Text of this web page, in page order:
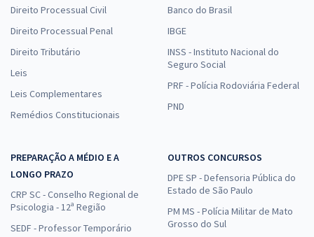
Direito Processual Civil
Direito Processual Penal
Direito Tributário
Leis
Leis Complementares
Remédios Constitucionais
Banco do Brasil
IBGE
INSS - Instituto Nacional do
Seguro Social
PRF - Polícia Rodoviária Federal
PND
PREPARAÇÃO A MÉDIO E A
LONGO PRAZO
CRP SC - Conselho Regional de
Psicologia - 12ª Região
SEDF - Professor Temporário
OUTROS CONCURSOS
DPE SP - Defensoria Pública do
Estado de São Paulo
PM MS - Polícia Militar de Mato
Grosso do Sul